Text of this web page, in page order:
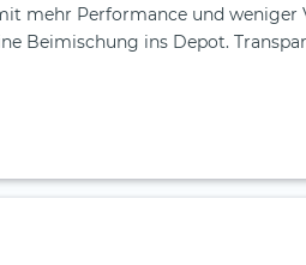
mehr Performance und weniger
Beimischung ins Depot.